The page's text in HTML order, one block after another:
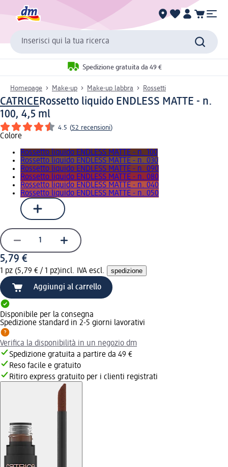
Inserisci qui la tua ricerca
Spedizione gratuita da 49 €
Homepage Make-up Make-up labbra Rossetti
CATRICERossetto liquido ENDLESS MATTE - n.
100, 4,5 ml
4.5 (52 recensioni)
Colore
Rossetto liquido ENDLESS MATTE - n. 100
Rossetto liquido ENDLESS MATTE - n. 030
Rossetto liquido ENDLESS MATTE - n. 090
Rossetto liquido ENDLESS MATTE - n. 080
Rossetto liquido ENDLESS MATTE - n. 040
Rossetto liquido ENDLESS MATTE - n. 050
5,79 €
1 pz (5,79 € / 1 pz)incl. IVA escl. spedizione
Aggiungi al carrello
Disponibile per la consegna
Spedizione standard in 2-5 giorni lavorativi
Verifica la disponibilità in un negozio dm
Spedizione gratuita a partire da 49 €
Reso facile e gratuito
Ritiro express gratuito per i clienti registrati